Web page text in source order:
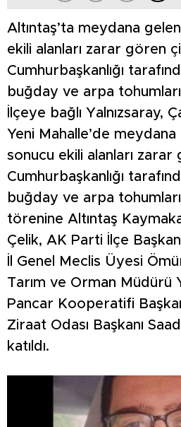
Altıntaş’ta meydana
ekili alanları zarar gören
Cumhurbaşkanlığı
buğday ve arpa tohumları
İlçeye bağlı Yalnızsaray,
Yeni Mahalle’de meydana
sonucu ekili alanları
Cumhurbaşkanlığı
buğday ve arpa
törenine Altıntaş
Çelik, AK Parti İlçe
İl Genel Meclis Üyesi
Tarım ve Orman Müdürü
Pancar Kooperatifi
Ziraat Odası Başkanı
katıldı.